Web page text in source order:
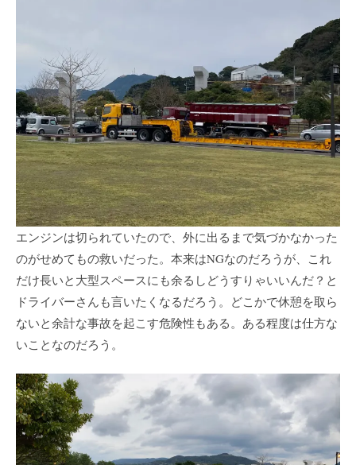
エンジンは切られていたので、外に出るまで気づかなかった
のがせめてもの救いだった。本来はNGなのだろうが、これ
だけ長いと大型スペースにも余るしどうすりゃいいんだ？と
ドライバーさんも言いたくなるだろう。どこかで休憩を取ら
ないと余計な事故を起こす危険性もある。ある程度は仕方な
いことなのだろう。